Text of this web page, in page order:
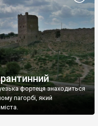
фортеця знаходиться
пагорбі, який